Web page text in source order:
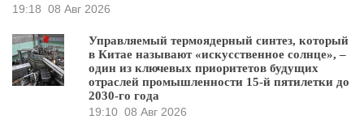
19:18 08 Авг 2026
Управляемый термоядерный синтез, который
в Китае называют «искусственное солнце», –
один из ключевых приоритетов будущих
отраслей промышленности 15-й пятилетки до
2030-го года
19:10 08 Авг 2026